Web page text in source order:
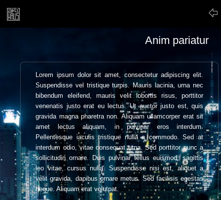
Anim pariatur
Lorem ipsum dolor sit amet, consectetur adipiscing elit.
Suspendisse vel tristique turpis. Mauris lacinia, urna nec
bibendum eleifend, mauris velit lobortis risus, porttitor
venenatis justo erat eu lectus. Ut auctor justo est, quis
gravida magna pharetra non. Aliquam ullamcorper erat sit
amet lectus aliquam, in pulvinar eros interdum.
Pellentesque iaculis tristique nulla a commodo. Sed at
interdum odio, vitae consequat urna. Sed porttitor nunc a
sollicitudin ornare. Duis pulvinar tellus euismod, sagittis
leo vitae, cursus nulla. Suspendisse nisi est, aliquet a
velit gravida, dapibus ornare metus. Sed facilisis egestas
neque. Aliquam erat volutpat.